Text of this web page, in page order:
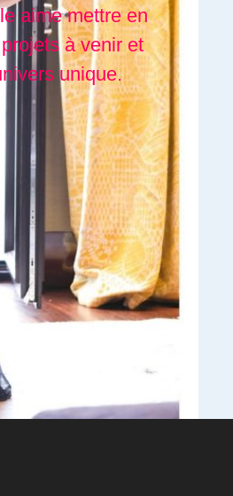
aime mettre en
à venir et
unique.